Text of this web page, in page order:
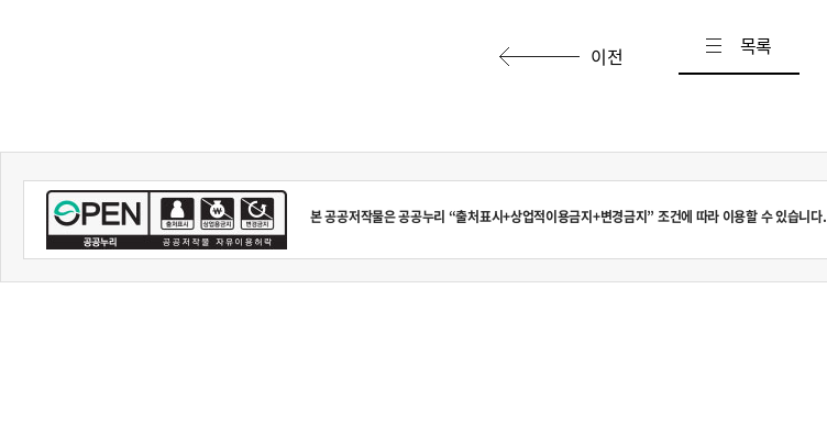
이전 목록
본 공공저작물은 공공누리 “출처표시+상업적이용금지+변경금지” 조건에 따라 이용할 수 있습니다.